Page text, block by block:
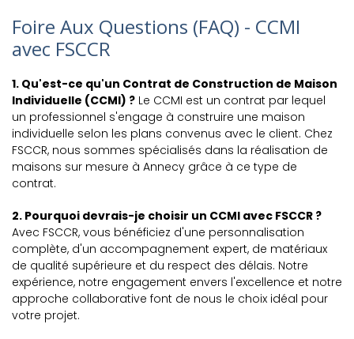
Foire Aux Questions (FAQ) - CCMI
avec FSCCR
1. Qu'est-ce qu'un Contrat de Construction de Maison
Individuelle (CCMI) ? Le CCMI est un contrat par lequel
un professionnel s'engage à construire une maison
individuelle selon les plans convenus avec le client. Chez
FSCCR, nous sommes spécialisés dans la réalisation de
maisons sur mesure à Annecy grâce à ce type de
contrat.
2. Pourquoi devrais-je choisir un CCMI avec FSCCR ?
Avec FSCCR, vous bénéficiez d'une personnalisation
complète, d'un accompagnement expert, de matériaux
de qualité supérieure et du respect des délais. Notre
expérience, notre engagement envers l'excellence et notre
approche collaborative font de nous le choix idéal pour
votre projet.